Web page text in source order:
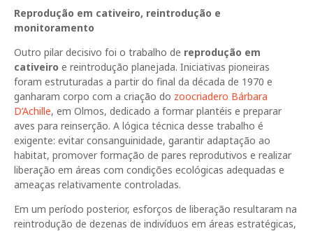
Reprodução em cativeiro, reintrodução e
monitoramento
Outro pilar decisivo foi o trabalho de reprodução em
cativeiro e reintrodução planejada. Iniciativas pioneiras
foram estruturadas a partir do final da década de 1970 e
ganharam corpo com a criação do zoocriadero Bárbara
D’Achille, em Olmos, dedicado a formar plantéis e preparar
aves para reinserção. A lógica técnica desse trabalho é
exigente: evitar consanguinidade, garantir adaptação ao
habitat, promover formação de pares reprodutivos e realizar
liberação em áreas com condições ecológicas adequadas e
ameaças relativamente controladas.
Em um período posterior, esforços de liberação resultaram na
reintrodução de dezenas de indivíduos em áreas estratégicas,